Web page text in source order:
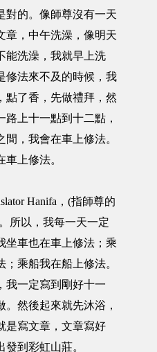
對的。像師尊沒有一天
章，中午洗澡，像明天
能洗澡，我就早上洗
修法來不及的時候，我
點了香，先做禮拜，然
上十一點到十二點，
，我會在車上修法。
上修法。
Hanifa，(指師尊的
所以，我每一天一定
坐車也在車上修法；乘
乘船我在船上修法。
我一定寫到剛好十一
然後起來就先沐浴，
是寫文章，文章寫好
到彩虹山莊。